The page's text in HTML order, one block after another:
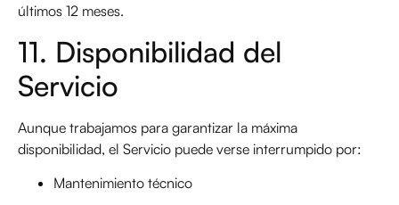
últimos 12 meses.
11. Disponibilidad del
Servicio
Aunque trabajamos para garantizar la máxima
disponibilidad, el Servicio puede verse interrumpido por:
Mantenimiento técnico